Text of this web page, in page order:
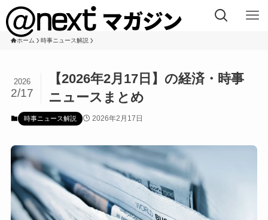
ホーム 時事ニュース解説
【2026年2月17日】の経済・時事
ニュースまとめ
2026
2/17
時事ニュース解説 2026年2月17日